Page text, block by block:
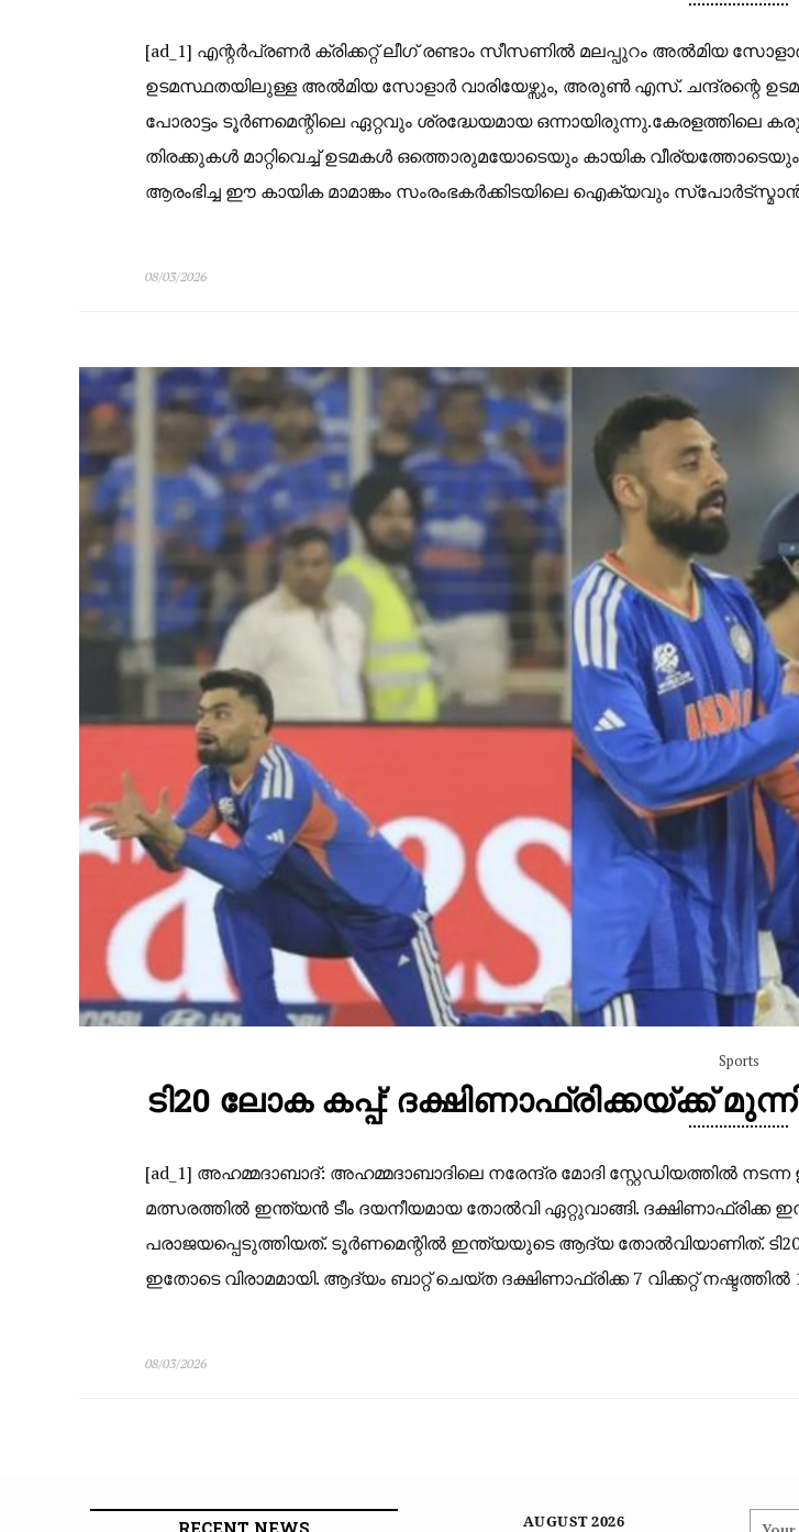
[ad_1] എന്റർപ്രണർ ക്രിക്കറ്റ് ലീഗ് രണ്ടാം സീസണിൽ മലപ്പുറം അൽമിയ
ഉടമസ്ഥതയിലുള്ള അൽമിയ സോളാർ വാരിയേഴ്സും, അരുൺ എസ്. ചന്ദ്രന്റെ
പോരാട്ടം ടൂർണമെന്റിലെ ഏറ്റവും ശ്രദ്ധേയമായ
തിരക്കുകൾ മാറ്റിവെച്ച് ഉടമകൾ ഒത്തൊരുമയോടെയും കായിക
ആരംഭിച്ച ഈ കായിക മാമാങ്കം സംരംഭകർക്കിടയിലെ ഐക്യവും സ്പോർട്സ്മാൻ
08/03/2026
Sports
ടി20 ലോക കപ്പ്: ദക്ഷിണാഫ്രിക്കയ്ക്ക്
[ad_1] അഹമ്മദാബാദ്: അഹമ്മദാബാദിലെ നരേന്ദ്ര മോദി സ്റ്റേഡിയത്തിൽ
മത്സരത്തിൽ ഇന്ത്യൻ ടീം ദയനീയമായ തോൽവി ഏറ്റുവാങ്ങി. ദക്ഷിണാഫ്രിക്ക
പരാജയപ്പെടുത്തിയത്. ടൂർണമെന്റിൽ ഇന്ത്യയുടെ ആദ്യ തോൽവിയാണിത്.
ഇതോടെ വിരാമമായി. ആദ്യം ബാറ്റ് ചെയ്ത ദക്ഷിണാഫ്രിക്ക 7 വിക്കറ്റ്
08/03/2026
RECENT NEWS AUGUST 2026